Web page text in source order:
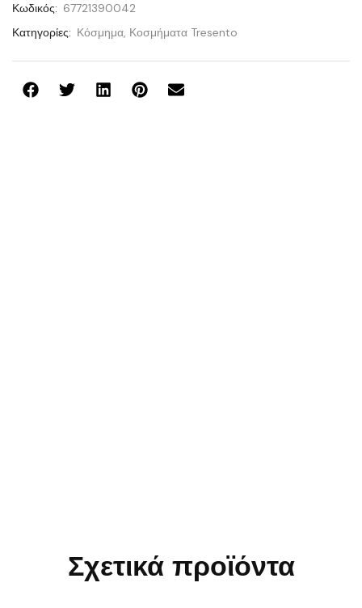
Κωδικός: 67721390042
Κατηγορίες: Κόσμημα, Κοσμήματα Tresento
Σχετικά προϊόντα